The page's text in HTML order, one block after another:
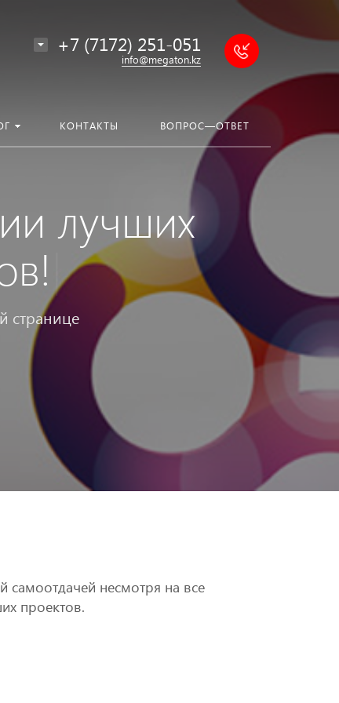
+7 (7172) 251-051
info@megaton.kz
КОНТАКТЫ ВОПРОС—ОТВЕТ
лучших
|
странице
несмотря на все
проектов.